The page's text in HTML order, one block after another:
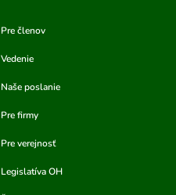
Pre členov
Vedenie
Naše poslanie
Pre firmy
Pre verejnosť
Legislatíva OH